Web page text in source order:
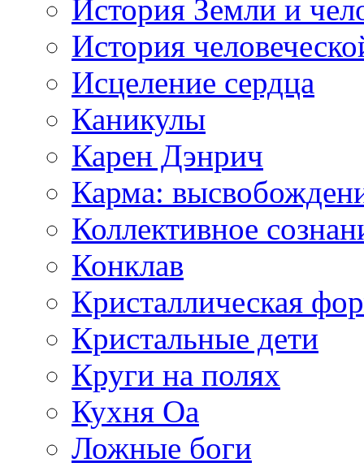
История Земли и
История
Исцеление сердца
Каникулы
Карен Дэнрич
Карма:
Коллективное
Конклав
Кристаллическая
Кристальные дети
Круги на полях
Кухня Оа
Ложные боги